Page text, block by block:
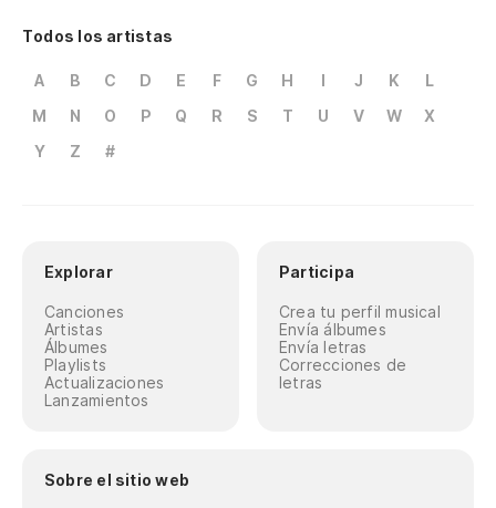
Todos los artistas
A B C D E F G H I J K
L
M
N O P Q R S T U V W
X
Y
Z #
Explorar
Canciones
Artistas
Álbumes
Playlists
Actualizaciones
Lanzamientos
Participa
Crea tu perfil musical
Envía álbumes
Envía letras
Correcciones de
letras
Sobre el sitio web